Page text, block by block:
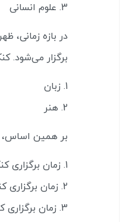
علوم انسانی
در بازه زمانی،
برگزار می‌شود.
زبان
هنر
بر همین اساس،
زمان برگزاری
زمان برگزاری
زمان برگزاری